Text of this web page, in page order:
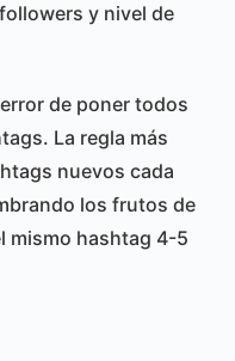
y nivel de
de poner todos
La regla más
nuevos cada
los frutos de
mismo hashtag 4-5